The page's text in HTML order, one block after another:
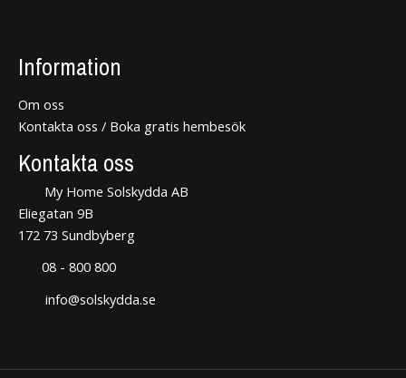
Information
Om oss
Kontakta oss / Boka gratis hembesök
Kontakta oss
My Home Solskydda AB
Eliegatan 9B
172 73 Sundbyberg
08 - 800 800
info@solskydda.se